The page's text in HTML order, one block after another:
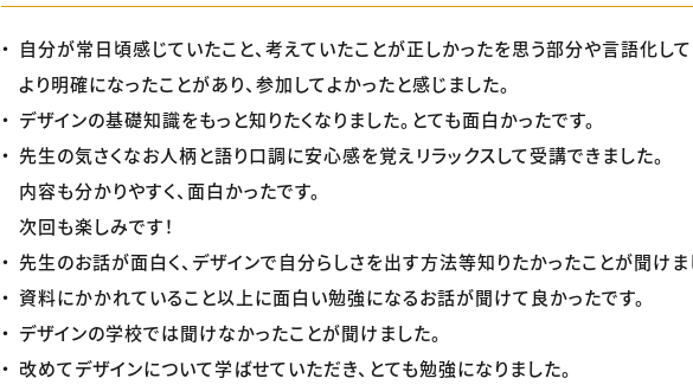
自分が常日頃感じていたこと、考えていたことが正しかったを思う部分や言語化して
より明確になったことがあり、参加してよかったと感じました。
デザインの基礎知識をもっと知りたくなりました。とても面白かったです。
先生の気さくなお人柄と語り口調に安心感を覚えリラックスして受講できました。
内容も分かりやすく、面白かったです。
次回も楽しみです！
先生のお話が面白く、デザインで自分らしさを出す方法等知りたかったことが聞けま
資料にかかれていること以上に面白い勉強になるお話が聞けて良かったです。
デザインの学校では聞けなかったことが聞けました。
改めてデザインについて学ばせていただき、とても勉強になりました。